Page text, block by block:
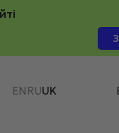
EN RUUK